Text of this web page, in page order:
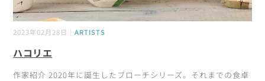
2023年02月28日｜ARTISTS
ハコリエ
作家紹介 2020年に誕生したブローチシリーズ。それまでの食卓